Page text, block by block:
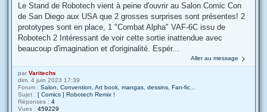
Le Stand de Robotech vient à peine d'ouvrir au Salon Comic Con
de San Diego aux USA que 2 grosses surprises sont présentes! 2
prototypes sont en place, 1 "Combat Alpha" VAF-6C issu de
Robotech 2 Intéressant de voir cette sortie inattendue avec
beaucoup d'imagination et d'originalité. Espér...
Aller au message
par Varitechs
dim. 4 juin 2023 17:39
Forum : Salon, Convention, Art book, mangas, dessins, Fan-fic...
Sujet : [ Comics ] Robotech Remix !
Réponses : 4
Vues : 459229